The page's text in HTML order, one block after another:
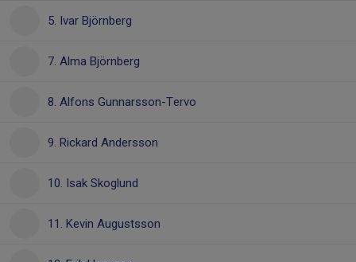
5. Ivar Björnberg
7. Alma Björnberg
8. Alfons Gunnarsson-Tervo
9. Rickard Andersson
10. Isak Skoglund
11. Kevin Augustsson